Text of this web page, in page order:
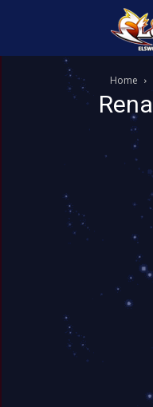
Home
Rena